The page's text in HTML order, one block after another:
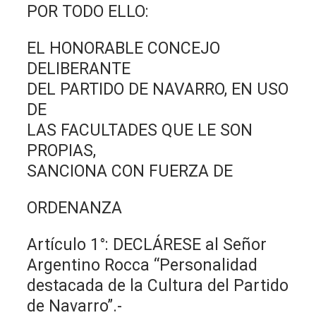
POR TODO ELLO:
EL HONORABLE CONCEJO
DELIBERANTE
DEL PARTIDO DE NAVARRO, EN USO
DE
LAS FACULTADES QUE LE SON
PROPIAS,
SANCIONA CON FUERZA DE
ORDENANZA
Artículo 1°: DECLÁRESE al Señor
Argentino Rocca “Personalidad
destacada de la Cultura del Partido
de Navarro”.-